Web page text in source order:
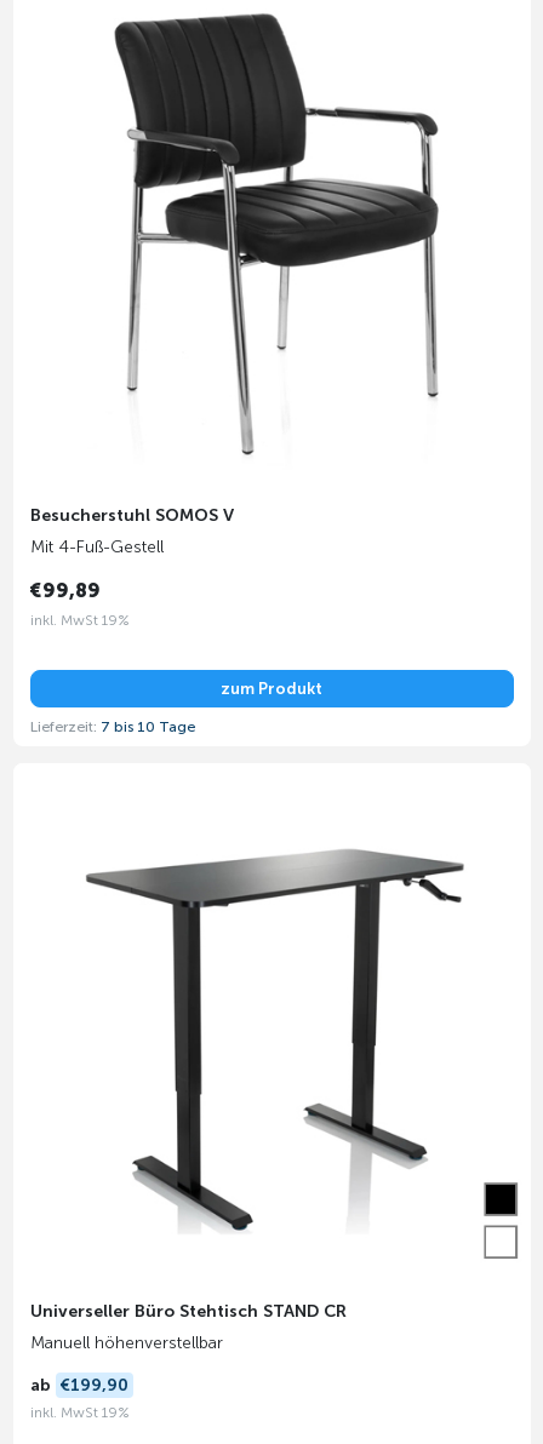
Besucherstuhl SOMOS V
Mit 4-Fuß-Gestell
€99,89
inkl. MwSt 19%
zum Produkt
Lieferzeit: 7 bis 10 Tage
Universeller Büro Stehtisch STAND CR
Manuell höhenverstellbar
ab €199,90
inkl. MwSt 19%